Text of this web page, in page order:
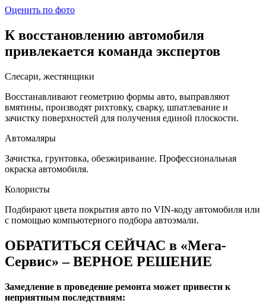
Оценить по фото
К восстановлению автомобиля
привлекается команда экспертов
Слесари, жестянщики
Восстанавливают геометрию формы авто, выправляют
вмятины, производят рихтовку, сварку, шпатлевание и
зачистку поверхностей для получения единой плоскости.
Автомаляры
Зачистка, грунтовка, обезжиривание. Профессиональная
окраска автомобиля.
Колористы
Подбирают цвета покрытия авто по VIN-коду автомобиля или
с помощью компьютерного подбора автоэмали.
ОБРАТИТЬСЯ СЕЙЧАС в «Мега-
Сервис» – ВЕРНОЕ РЕШЕНИЕ
Замедление в проведение ремонта может привести к
неприятным последствиям: